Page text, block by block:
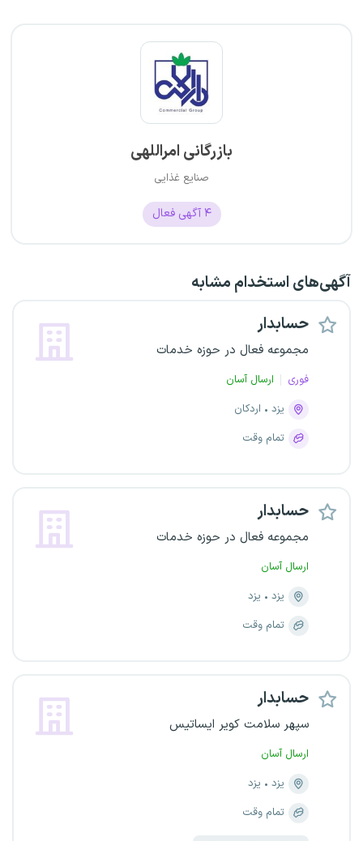
بازرگانی امراللهی
صنایع غذایی
۴ آگهی فعال
آگهی‌های استخدام مشابه
حسابدار
مجموعه فعال در حوزه خدمات
فوری
ارسال آسان
یزد
اردکان
تمام وقت
حسابدار
مجموعه فعال در حوزه خدمات
ارسال آسان
یزد
یزد
تمام وقت
حسابدار
سپهر سلامت کویر ایساتیس
ارسال آسان
یزد
یزد
تمام وقت